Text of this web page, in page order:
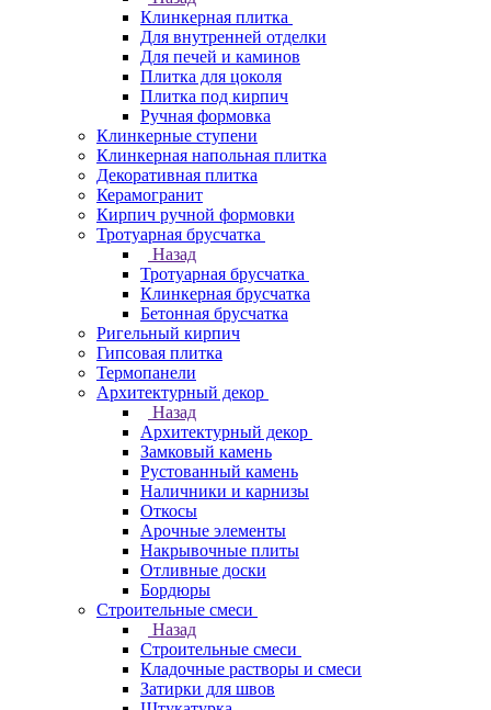
Клинкерная плитка
Для внутренней отделки
Для печей и каминов
Плитка для цоколя
Плитка под кирпич
Ручная формовка
Клинкерные ступени
Клинкерная напольная плитка
Декоративная плитка
Керамогранит
Кирпич ручной формовки
Тротуарная брусчатка
Назад
Тротуарная брусчатка
Клинкерная брусчатка
Бетонная брусчатка
Ригельный кирпич
Гипсовая плитка
Термопанели
Архитектурный декор
Назад
Архитектурный декор
Замковый камень
Рустованный камень
Наличники и карнизы
Откосы
Арочные элементы
Накрывочные плиты
Отливные доски
Бордюры
Строительные смеси
Назад
Строительные смеси
Кладочные растворы и смеси
Затирки для швов